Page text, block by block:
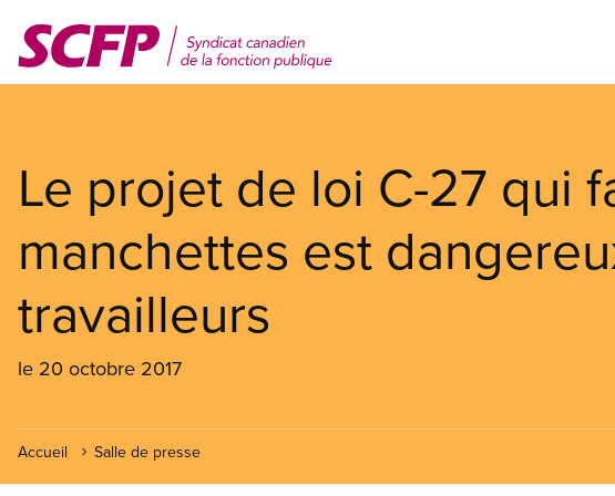
contenu
Le projet de loi C-27 qui
manchettes est
travailleurs
le 20 octobre 2017
Accueil Salle de presse